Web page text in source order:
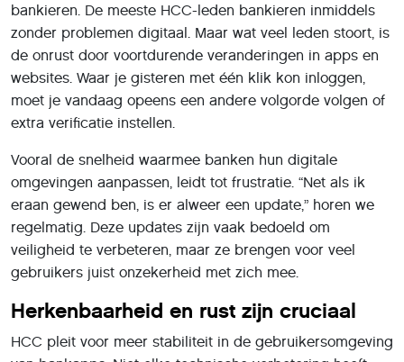
bankieren. De meeste HCC-leden bankieren inmiddels
zonder problemen digitaal. Maar wat veel leden stoort, is
de onrust door voortdurende veranderingen in apps en
websites. Waar je gisteren met één klik kon inloggen,
moet je vandaag opeens een andere volgorde volgen of
extra verificatie instellen.
Vooral de snelheid waarmee banken hun digitale
omgevingen aanpassen, leidt tot frustratie. “Net als ik
eraan gewend ben, is er alweer een update,” horen we
regelmatig. Deze updates zijn vaak bedoeld om
veiligheid te verbeteren, maar ze brengen voor veel
gebruikers juist onzekerheid met zich mee.
Herkenbaarheid en rust zijn cruciaal
HCC pleit voor meer stabiliteit in de gebruikersomgeving